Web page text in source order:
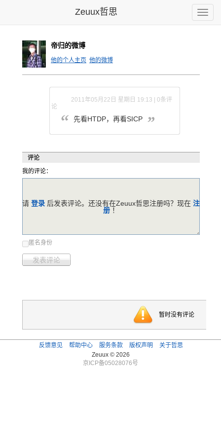
Toggle
Zeuux哲思
帝归的微博
他的个人主页 他的微博
2011年05月22日 星期日 19:13 | 0条评
论
先看HTDP，再看SICP
评论
我的评论：
匿名身份
发表评论
请 登录 后发表评论。还没有在Zeuux哲思注册吗？现在 注
册 ！
暂时没有评论
反馈意见 帮助中心 服务条款 版权声明
关于哲思
Zeuux © 2026
京ICP备05028076号